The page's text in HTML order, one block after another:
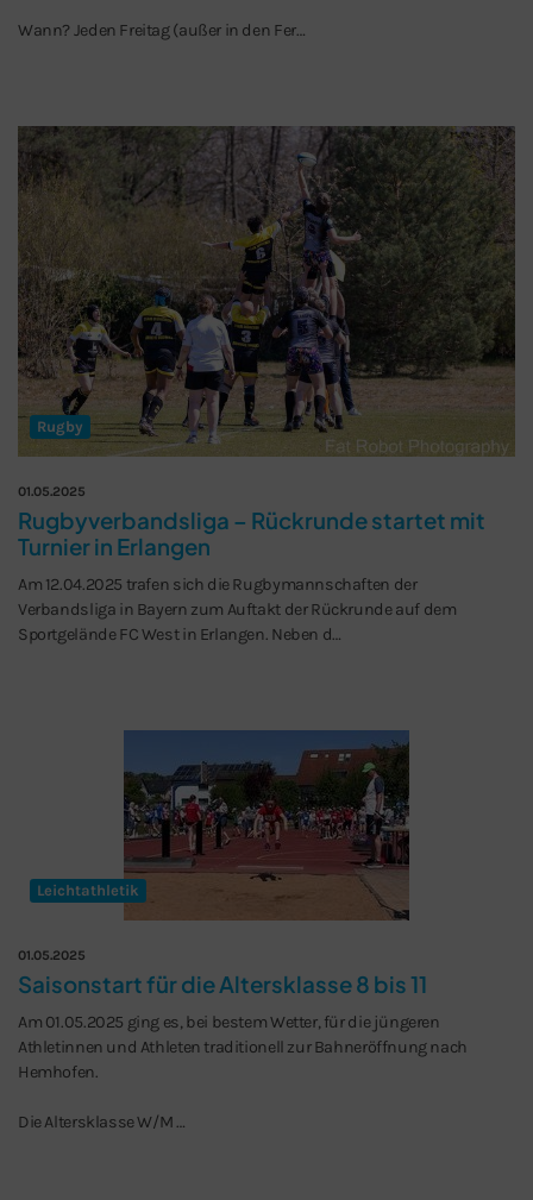
Wann? Jeden Freitag (außer in den Fer…
Rugby
01.05.2025
Rugbyverbandsliga – Rückrunde startet mit
Turnier in Erlangen
Am 12.04.2025 trafen sich die Rugbymannschaften der
Verbandsliga in Bayern zum Auftakt der Rückrunde auf dem
Sportgelände FC West in Erlangen. Neben d…
Leichtathletik
01.05.2025
Saisonstart für die Altersklasse 8 bis 11
Am 01.05.2025 ging es, bei bestem Wetter, für die jüngeren
Athletinnen und Athleten traditionell zur Bahneröffnung nach
Hemhofen.
Die Altersklasse W/M …